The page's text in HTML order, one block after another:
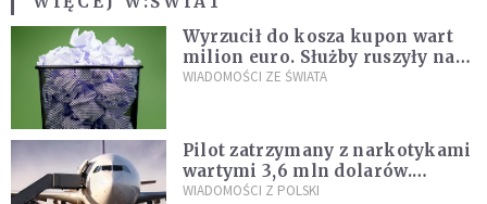
Wyrzucił do kosza kupon wart
milion euro. Służby ruszyły na
poszukiwania
WIADOMOŚCI ZE ŚWIATA
Pilot zatrzymany z narkotykami
wartymi 3,6 mln dolarów.
Śledczy podejrzewają, że latał
WIADOMOŚCI Z POLSKI